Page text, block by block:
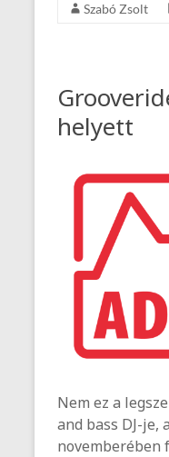
Szabó Zsolt
helyett
Nem ez a
and bass DJ-je,
novemberében